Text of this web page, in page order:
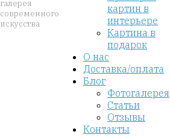
галерея
современного
искусства
картин в
интерьере
Картина в
подарок
О нас
Доставка/оплата
Блог
Фотогалерея
Статьи
Отзывы
Контакты